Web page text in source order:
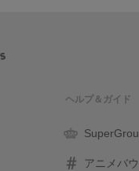
ヘルプ＆ガイド
アニメバ